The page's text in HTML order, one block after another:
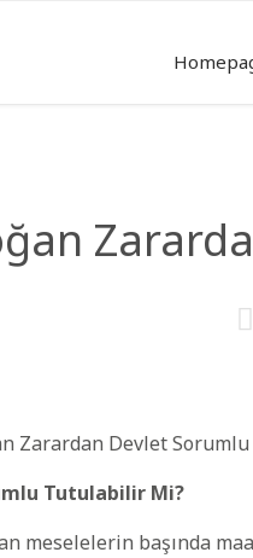

Tutulabilir Mi?
meselelerin başında